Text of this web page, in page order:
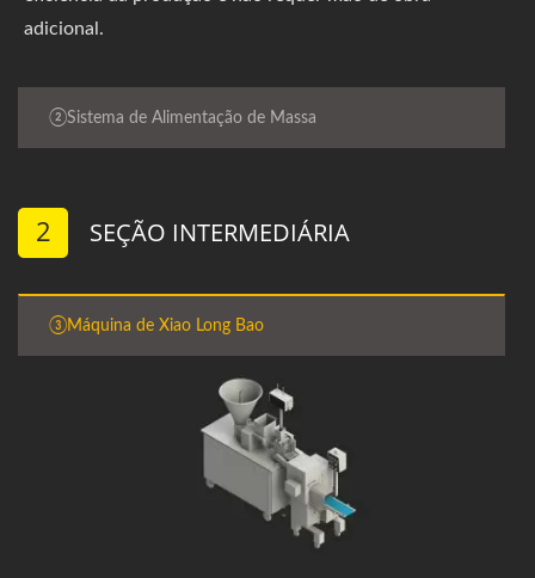
adicional.
②Sistema de Alimentação de Massa
2 SEÇÃO INTERMEDIÁRIA
③Máquina de Xiao Long Bao